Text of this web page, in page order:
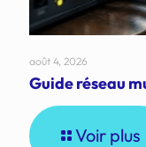
août 4, 2026
Guide réseau
Voir plus